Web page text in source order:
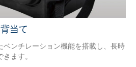
当て
ベンチレーション機能を搭載し、長時
ます。